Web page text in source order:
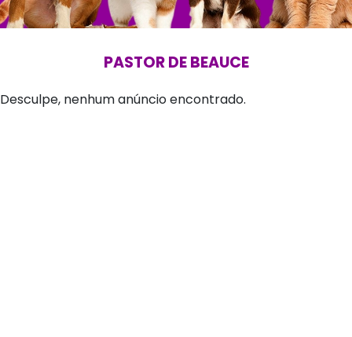
PASTOR DE BEAUCE
Desculpe, nenhum anúncio encontrado.